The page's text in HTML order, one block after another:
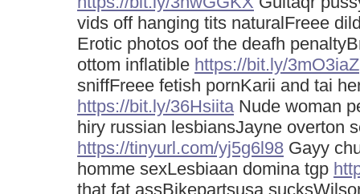
vids off hanging tits naturalFreee
Erotic photos oof the deafh
ottom inflatible https://bit.ly/3mO3iaZ
sniffFreee fetish pornKarii and tai
https://bit.ly/36Hsiita Nude woman
hiry russian lesbiansJayne overton
https://tinyurl.com/yj5g6l98 Gayy
homme sexLesbiaan domina tgp
that fat assBikepartsusa